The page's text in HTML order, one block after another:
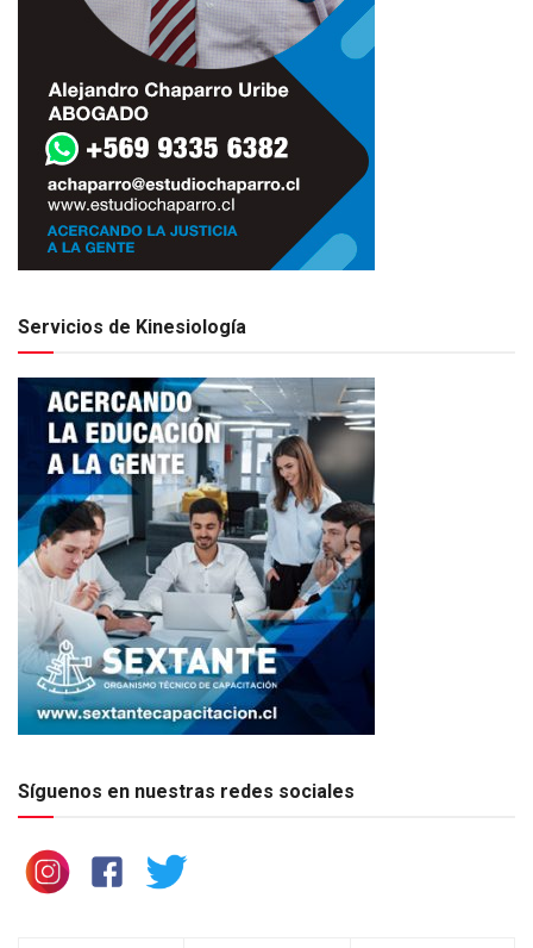
Servicios de Kinesiología
Síguenos en nuestras redes sociales